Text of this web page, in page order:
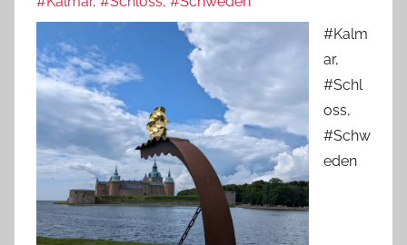
#Kalm
ar,
#Schl
oss,
#Schw
eden